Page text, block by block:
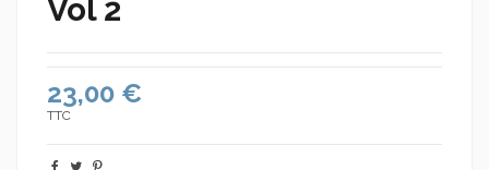
Vol 2
23,00 €
TTC